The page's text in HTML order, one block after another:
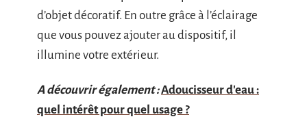
d’objet décoratif. En outre grâce à l’éclairage
que vous pouvez ajouter au dispositif, il
illumine votre extérieur.
A découvrir également :Adoucisseur d'eau :
quel intérêt pour quel usage ?